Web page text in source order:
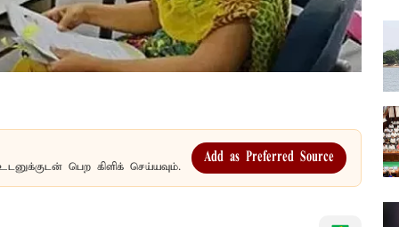
பெற கிளிக் செய்யவும்.
Add as Preferred Source